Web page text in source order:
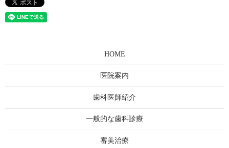
HOME
医院案内
歯科医師紹介
一般的な歯科診療
審美治療